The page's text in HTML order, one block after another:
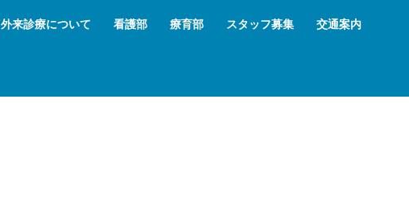
外来診療について 看護部 療育部 スタッフ募集 交通案内